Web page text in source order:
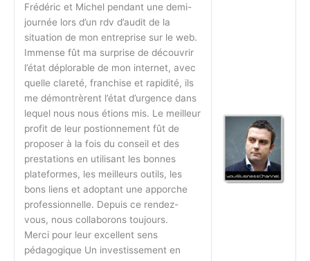
Frédéric et Michel pendant une demi-
journée lors d’un rdv d’audit de la
situation de mon entreprise sur le web.
Immense fût ma surprise de découvrir
l’état déplorable de mon internet, avec
quelle clareté, franchise et rapidité, ils
me démontrèrent l’état d’urgence dans
lequel nous nous étions mis. Le meilleur
profit de leur postionnement fût de
proposer à la fois du conseil et des
prestations en utilisant les bonnes
plateformes, les meilleurs outils, les
bons liens et adoptant une apporche
professionnelle. Depuis ce rendez-
vous, nous collaborons toujours.
Merci pour leur excellent sens
pédagogique Un investissement en